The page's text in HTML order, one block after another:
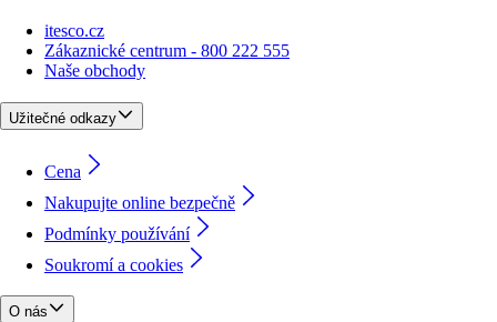
itesco.cz
Zákaznické centrum - 800 222 555
Naše obchody
Užitečné odkazy
Cena
Nakupujte online bezpečně
Podmínky používání
Soukromí a cookies
O nás